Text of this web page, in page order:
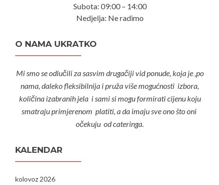
Subota: 09:00 – 14:00
Nedjelja: Ne radimo
O NAMA UKRATKO
Mi smo se odlučili za sasvim drugačiji vid ponude, koja je ,po
nama, daleko fleksibilnija i pruža više mogućnosti izbora,
količina izabranih jela i sami si mogu formirati cijenu koju
smatraju primjerenom platiti, a da imaju sve ono što oni
očekuju od cateringa.
KALENDAR
kolovoz 2026